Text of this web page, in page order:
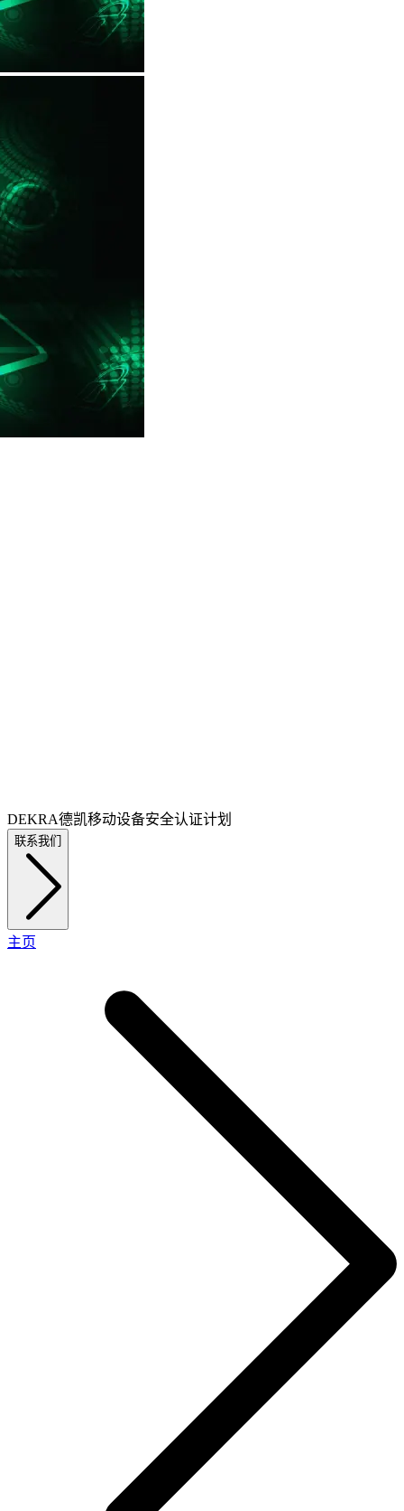
DEKRA德凯移动设备安全认证计划
联系我们
主页